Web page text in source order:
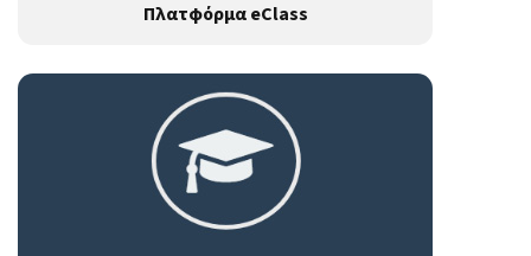
Πλατφόρμα eClass